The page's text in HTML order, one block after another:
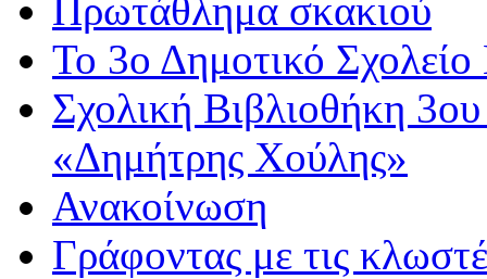
Πρωτάθλημα σκακιού
Το 3ο Δημοτικό Σχολείο
Σχολική Βιβλιοθήκη
«Δημήτρης Χούλης»
Ανακοίνωση
Γράφοντας με τις